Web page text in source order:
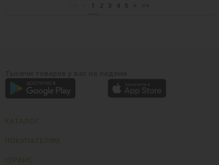
1 2 3 4 5 > >>